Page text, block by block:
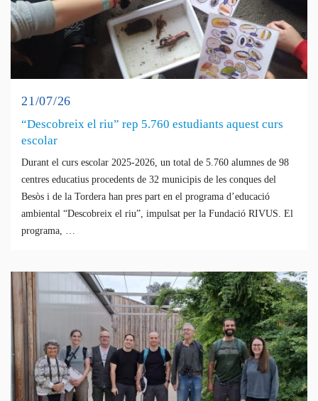
21/07/26
“Descobreix el riu” rep 5.760 estudiants aquest curs
escolar
Durant el curs escolar 2025-2026, un total de 5.760 alumnes de 98
centres educatius procedents de 32 municipis de les conques del
Besòs i de la Tordera han pres part en el programa d’educació
ambiental “Descobreix el riu”, impulsat per la Fundació RIVUS. El
programa, …